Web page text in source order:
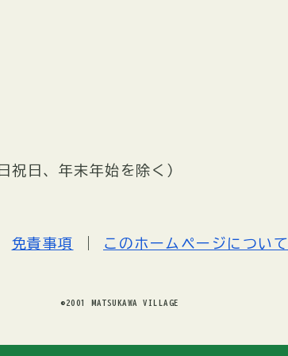
祝日、年末年始を除く）
免責事項 このホームページについて
©2001 MATSUKAWA VILLAGE